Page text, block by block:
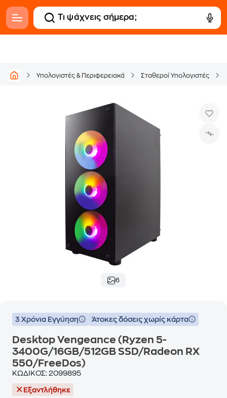
Υπολογιστές & Περιφερειακά Σταθεροί Υπολογιστές
6
3 Χρόνια Εγγύηση Άτοκες δόσεις χωρίς κάρτα
Desktop Vengeance (Ryzen 5-
3400G/16GB/512GB SSD/Radeon RX
550/FreeDos)
ΚΩΔΙΚΟΣ: 2099895
Εξαντλήθηκε